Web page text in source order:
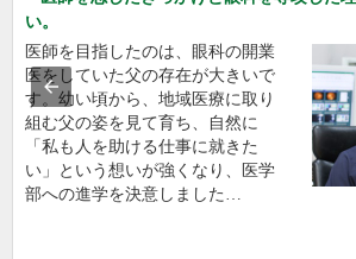
い。
医師を目指したのは、眼科の開業
医をしていた父の存在が大きいで
す。幼い頃から、地域医療に取り
組む父の姿を見て育ち、自然に
「私も人を助ける仕事に就きた
い」という想いが強くなり、医学
部への進学を決意しました…